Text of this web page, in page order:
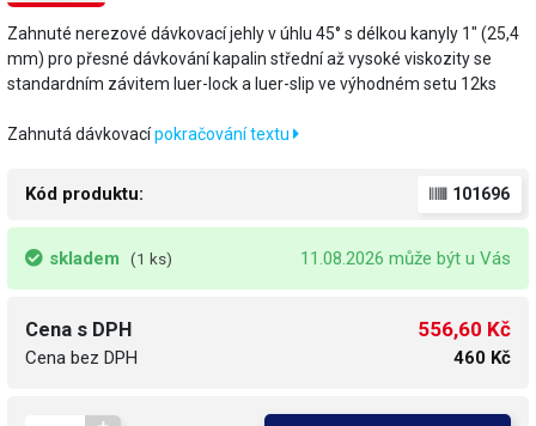
Zahnuté nerezové dávkovací jehly v úhlu 45° s délkou kanyly 1" (25,4
mm) pro přesné dávkování kapalin střední až vysoké viskozity se
standardním závitem luer-lock a luer-slip ve výhodném setu 12ks
Zahnutá dávkovacípokračování textu
Kód produktu: 101696
skladem (1 ks) 11.08.2026 může být u Vás
Cena s DPH
Cena bez DPH
556,60 Kč
460 Kč